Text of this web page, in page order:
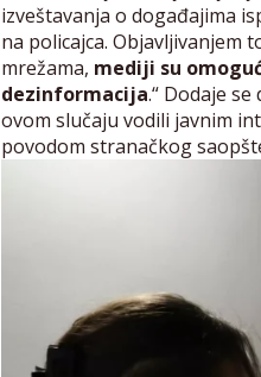
izveštavanja o događajima
na policajca. Objavljivanjem
mrežama, mediji su
dezinformacija.“ Dodaje
ovom slučaju vodili javnim
povodom stranačkog